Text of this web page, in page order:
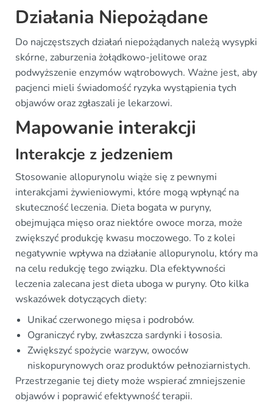
Działania Niepożądane
Do najczęstszych działań niepożądanych należą wysypki
skórne, zaburzenia żołądkowo-jelitowe oraz
podwyższenie enzymów wątrobowych. Ważne jest, aby
pacjenci mieli świadomość ryzyka wystąpienia tych
objawów oraz zgłaszali je lekarzowi.
Mapowanie interakcji
Interakcje z jedzeniem
Stosowanie allopurynolu wiąże się z pewnymi
interakcjami żywieniowymi, które mogą wpłynąć na
skuteczność leczenia. Dieta bogata w puryny,
obejmująca mięso oraz niektóre owoce morza, może
zwiększyć produkcję kwasu moczowego. To z kolei
negatywnie wpływa na działanie allopurynolu, który ma
na celu redukcję tego związku. Dla efektywności
leczenia zalecana jest dieta uboga w puryny. Oto kilka
wskazówek dotyczących diety:
Unikać czerwonego mięsa i podrobów.
Ograniczyć ryby, zwłaszcza sardynki i łososia.
Zwiększyć spożycie warzyw, owoców
niskopurynowych oraz produktów pełnoziarnistych.
Przestrzeganie tej diety może wspierać zmniejszenie
objawów i poprawić efektywność terapii.